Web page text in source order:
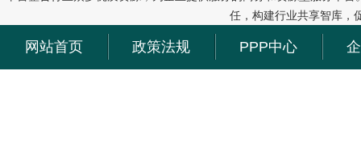
任，构建行业共享智库，
网站首页 政策法规 PPP中心